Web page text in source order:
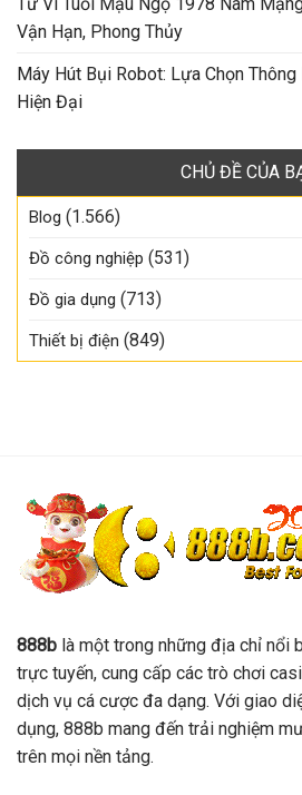
Vận Hạn, Phong Thủy
Máy Hút Bụi Robot: Lựa Chọn
Hiện Đại
CHỦ ĐỀ CỦA
Blog (1.566)
Đồ công nghiệp (531)
Đồ gia dụng (713)
Thiết bị điện (849)
888b là một trong những địa chỉ nổi
trực tuyến, cung cấp các trò chơi
dịch vụ cá cược đa dạng. Với giao
dụng, 888b mang đến trải nghiệm
trên mọi nền tảng.